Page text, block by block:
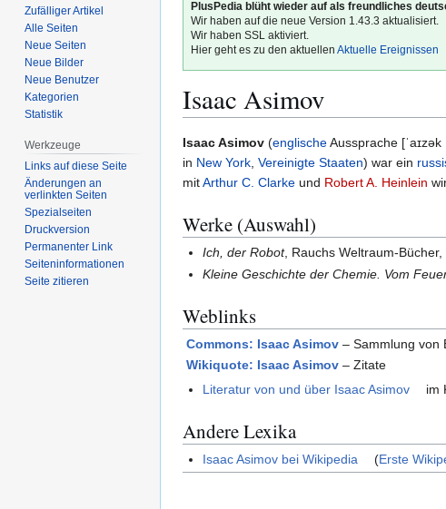
PlusPedia blüht wieder auf als freundliches
Wir haben auf die neue Version 1.43.3 aktualisiert.
Wir haben SSL aktiviert.
Hier geht es zu den aktuellenAktuelle Ereignissen
Isaac Asimov
Zur
Navigation
springen
Zur
Suche
springen
Isaac Asimov (englischeAussprache
in New York Vereinigte Staaten) war ein
mitArthur C. Clarke und Robert A. Heinlein
Werke (Auswahl)
Ich, der Robot, Rauchs Weltraum-
Kleine Geschichte der Chemie. Vom
Weblinks
Commons: Isaac Asimov – Sammlung von
Wikiquote: Isaac Asimov – Zitate
Literatur von und über Isaac Asimov
im
Andere Lexika
Isaac Asimov bei Wikipedia (Erste
Zufälliger Artikel
Alle Seiten
Neue Seiten
Neue Bilder
Neue Benutzer
Kategorien
Statistik
Werkzeuge
Links auf diese Seite
Änderungen an
verlinkten Seiten
Spezialseiten
Druckversion
Permanenter Link
Seiten­­informationen
Seite zitieren